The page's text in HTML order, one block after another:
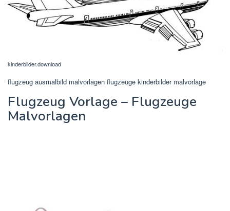
kinderbilder.download
flugzeug ausmalbild malvorlagen flugzeuge kinderbilder malvorlage
Flugzeug Vorlage – Flugzeuge
Malvorlagen